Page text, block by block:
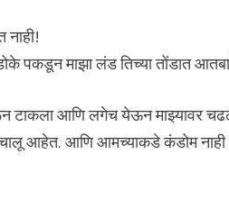
नाही!
पकडून माझा लंड तिच्या तोंडात
टाकला आणि लगेच येऊन माझ्यावर
चालू आहेत. आणि आमच्याकडे कंडोम